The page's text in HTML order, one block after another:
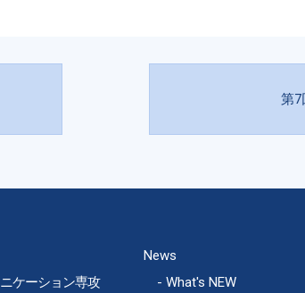
第7
ケーション専攻
News
What's NEW